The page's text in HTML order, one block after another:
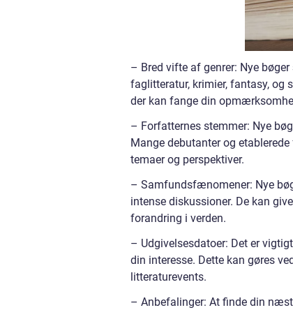
– Bred vifte af genrer: Nye
faglitteratur, krimier, fantasy, og
der kan fange din
– Forfatternes stemmer: Nye
Mange debutanter og
temaer og perspektiver.
– Samfundsfænomener: Nye
intense diskussioner. De kan
forandring i verden.
– Udgivelsesdatoer: Det er
din interesse. Dette kan gøres
litteraturevents.
– Anbefalinger: At finde din